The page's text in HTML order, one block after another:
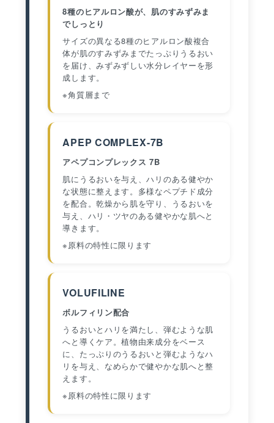
8種のヒアルロン酸が、肌のすみずみま
でしっとり
サイズの異なる8種のヒアルロン酸複合
体が肌のすみずみまでたっぷりうるおい
を届け、みずみずしい水分レイヤーを形
成します。
※角質層まで
APEP COMPLEX-7B
アペプコンプレックス 7B
肌にうるおいを与え、ハリのある健やか
な状態に整えます。多様なペプチド成分
を配合。乾燥から肌を守り、うるおいを
与え、ハリ・ツヤのある健やかな肌へと
導きます。
※原料の特性に限ります
VOLUFILINE
ボルフィリン配合
うるおいとハリを満たし、弾むような肌
へと導くケア。植物由来成分をベース
に、たっぷりのうるおいと弾むようなハ
リを与え、なめらかで健やかな肌へと整
えます。
※原料の特性に限ります